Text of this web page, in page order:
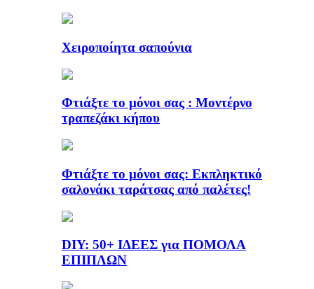
Χειροποίητα σαπούνια
Φτιάξτε το μόνοι σας : Μοντέρνο
τραπεζάκι κήπου
Φτιάξτε το μόνοι σας: Εκπληκτικό
σαλονάκι ταράτσας από παλέτες!
DIY: 50+ ΙΔΕΕΣ για ΠΟΜΟΛΑ
ΕΠΙΠΛΩΝ